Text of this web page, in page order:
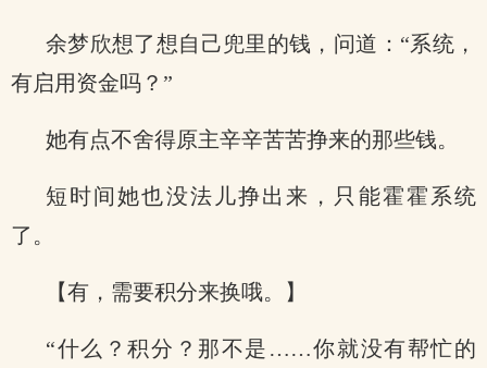
余梦欣想了想自己兜里的钱，问道：“系统，
有启用资金吗？”
她有点不舍得原主辛辛苦苦挣来的那些钱。
短时间她也没法儿挣出来，只能霍霍系统
了。
【有，需要积分来换哦。】
“什么？积分？那不是……你就没有帮忙的